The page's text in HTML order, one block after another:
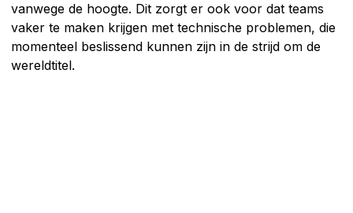
vanwege de hoogte. Dit zorgt er ook voor dat teams
vaker te maken krijgen met technische problemen, die
momenteel beslissend kunnen zijn in de strijd om de
wereldtitel.